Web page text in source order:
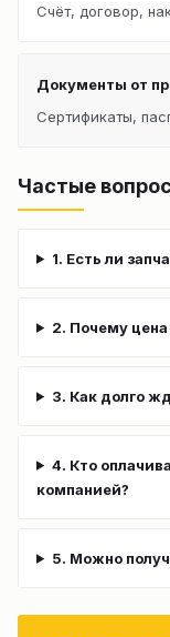
Счёт, договор,
Документы от
Сертификаты,
Частые
1. Есть ли
2. Почему цена
3. Как долго
4. Кто
компанией?
5. Можно